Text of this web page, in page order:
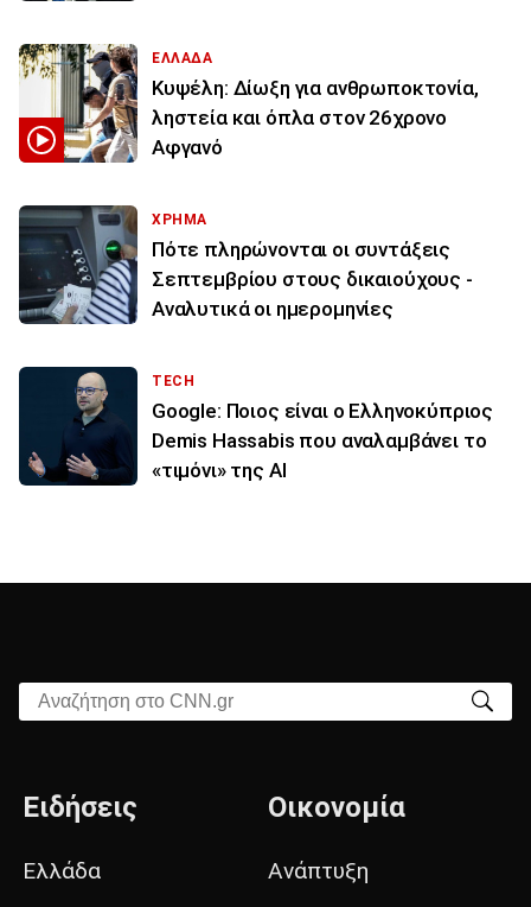
ΕΛΛΑΔΑ
Κυψέλη: Δίωξη για ανθρωποκτονία,
ληστεία και όπλα στον 26χρονο
Αφγανό
ΧΡΗΜΑ
Πότε πληρώνονται οι συντάξεις
Σεπτεμβρίου στους δικαιούχους -
Αναλυτικά οι ημερομηνίες
TECH
Google: Ποιος είναι ο Ελληνοκύπριος
Demis Hassabis που αναλαμβάνει το
«τιμόνι» της ΑΙ
Αναζήτηση στο CNN.gr
Ειδήσεις
Ελλάδα
Οικονομία
Ανάπτυξη